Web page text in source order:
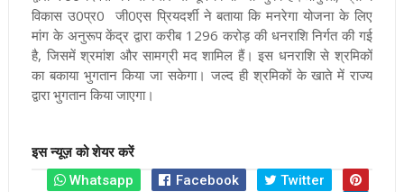
विकास उ0प्र0 जी0एस प्रियदर्शी ने बताया कि मनरेगा योजना के लिए
मांग के अनुरूप केंद्र द्वारा करीब 1296 करोड़ की धनराशि निर्गत की गई
है, जिसमें श्रमांश और सामग्री मद शामिल हैं। इस धनराशि से श्रमिकों
का बकाया भुगतान किया जा सकेगा। जल्द ही श्रमिकों के खाते में राज्य
द्वारा भुगतान किया जाएगा।
इस न्यूज़ को शेयर करें
Whatsapp
Facebook Twitter